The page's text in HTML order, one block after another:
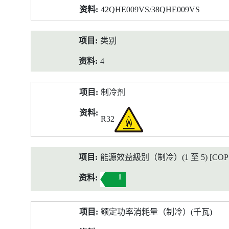
42QHE009VS/38QHE009VS
类别
4
制冷剂
R32
能源效益級別（制冷）(1 至 5) [COP
1
额定功率消耗量（制冷）(千瓦)